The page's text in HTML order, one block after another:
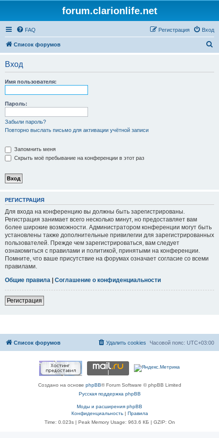
forum.clarionlife.net
FAQ Вход
Регистрация
Список форумов
Вход
Имя пользователя:
Пароль:
Забыли пароль?
Повторно выслать письмо для активации учётной записи
Запомнить меня
Скрыть моё пребывание на конференции в этот раз
РЕГИСТРАЦИЯ
Для входа на конференцию вы должны быть зарегистрированы.
Регистрация занимает всего несколько минут, но предоставляет вам
более широкие возможности. Администратором конференции могут быть
установлены также дополнительные привилегии для зарегистрированных
пользователей. Прежде чем зарегистрироваться, вам следует
ознакомиться с правилами и политикой, принятыми на конференции.
Помните, что ваше присутствие на форумах означает согласие со всеми
правилами.
Общие правила | Соглашение о конфиденциальности
Регистрация
Список форумов Часовой пояс: UTC+03:00
Удалить cookies
Создано на основе phpBB® Forum Software © phpBB Limited
Русская поддержка phpBB
Моды и расширения phpBB
Конфиденциальность| Правила
Time: 0.023s| Peak Memory Usage: 963.6 КБ | GZIP: On